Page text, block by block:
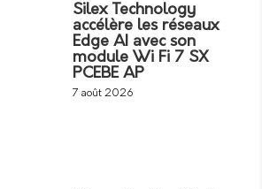
Silex Technology
accélère les réseaux
Edge AI avec son
module Wi Fi 7 SX
PCEBE AP
7 août 2026